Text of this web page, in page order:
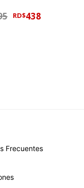
RD$438
Con Escote En
Rojo
RD$
Frecuentes